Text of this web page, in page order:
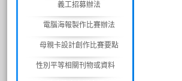
義工招募辦法
電腦海報製作比賽辦法
母親卡設計創作比賽要點
性別平等相關刊物或資料